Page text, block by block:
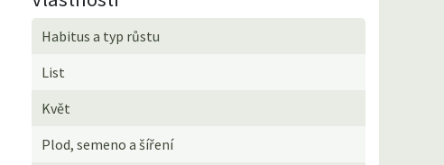
Habitus a typ růstu
List
Květ
Plod, semeno a šíření